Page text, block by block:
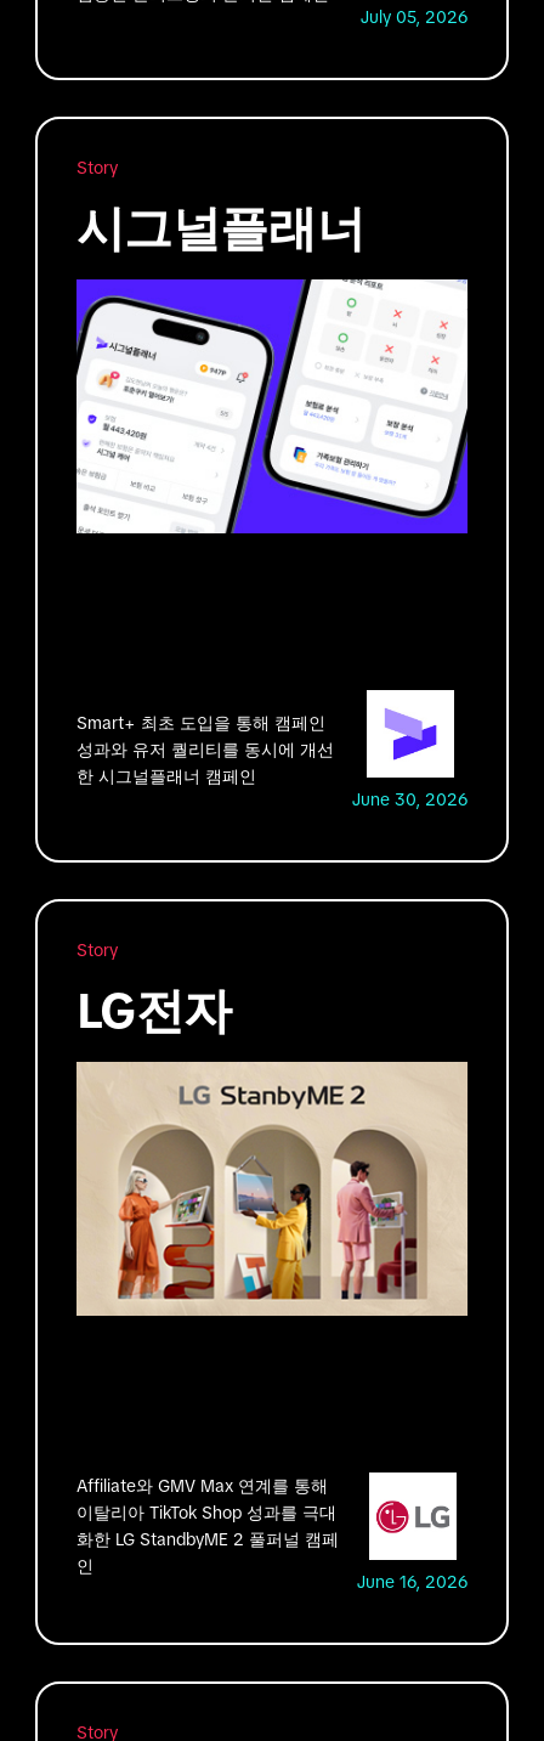
July 05, 2026
Story
시그널플래너
Smart+ 최초 도입을 통해 캠페인
성과와 유저 퀄리티를 동시에 개선
한 시그널플래너 캠페인
June 30, 2026
Story
LG전자
Affiliate와 GMV Max 연계를 통해
이탈리아 TikTok Shop 성과를 극대
화한 LG StandbyME 2 풀퍼널 캠페
인
June 16, 2026
Story